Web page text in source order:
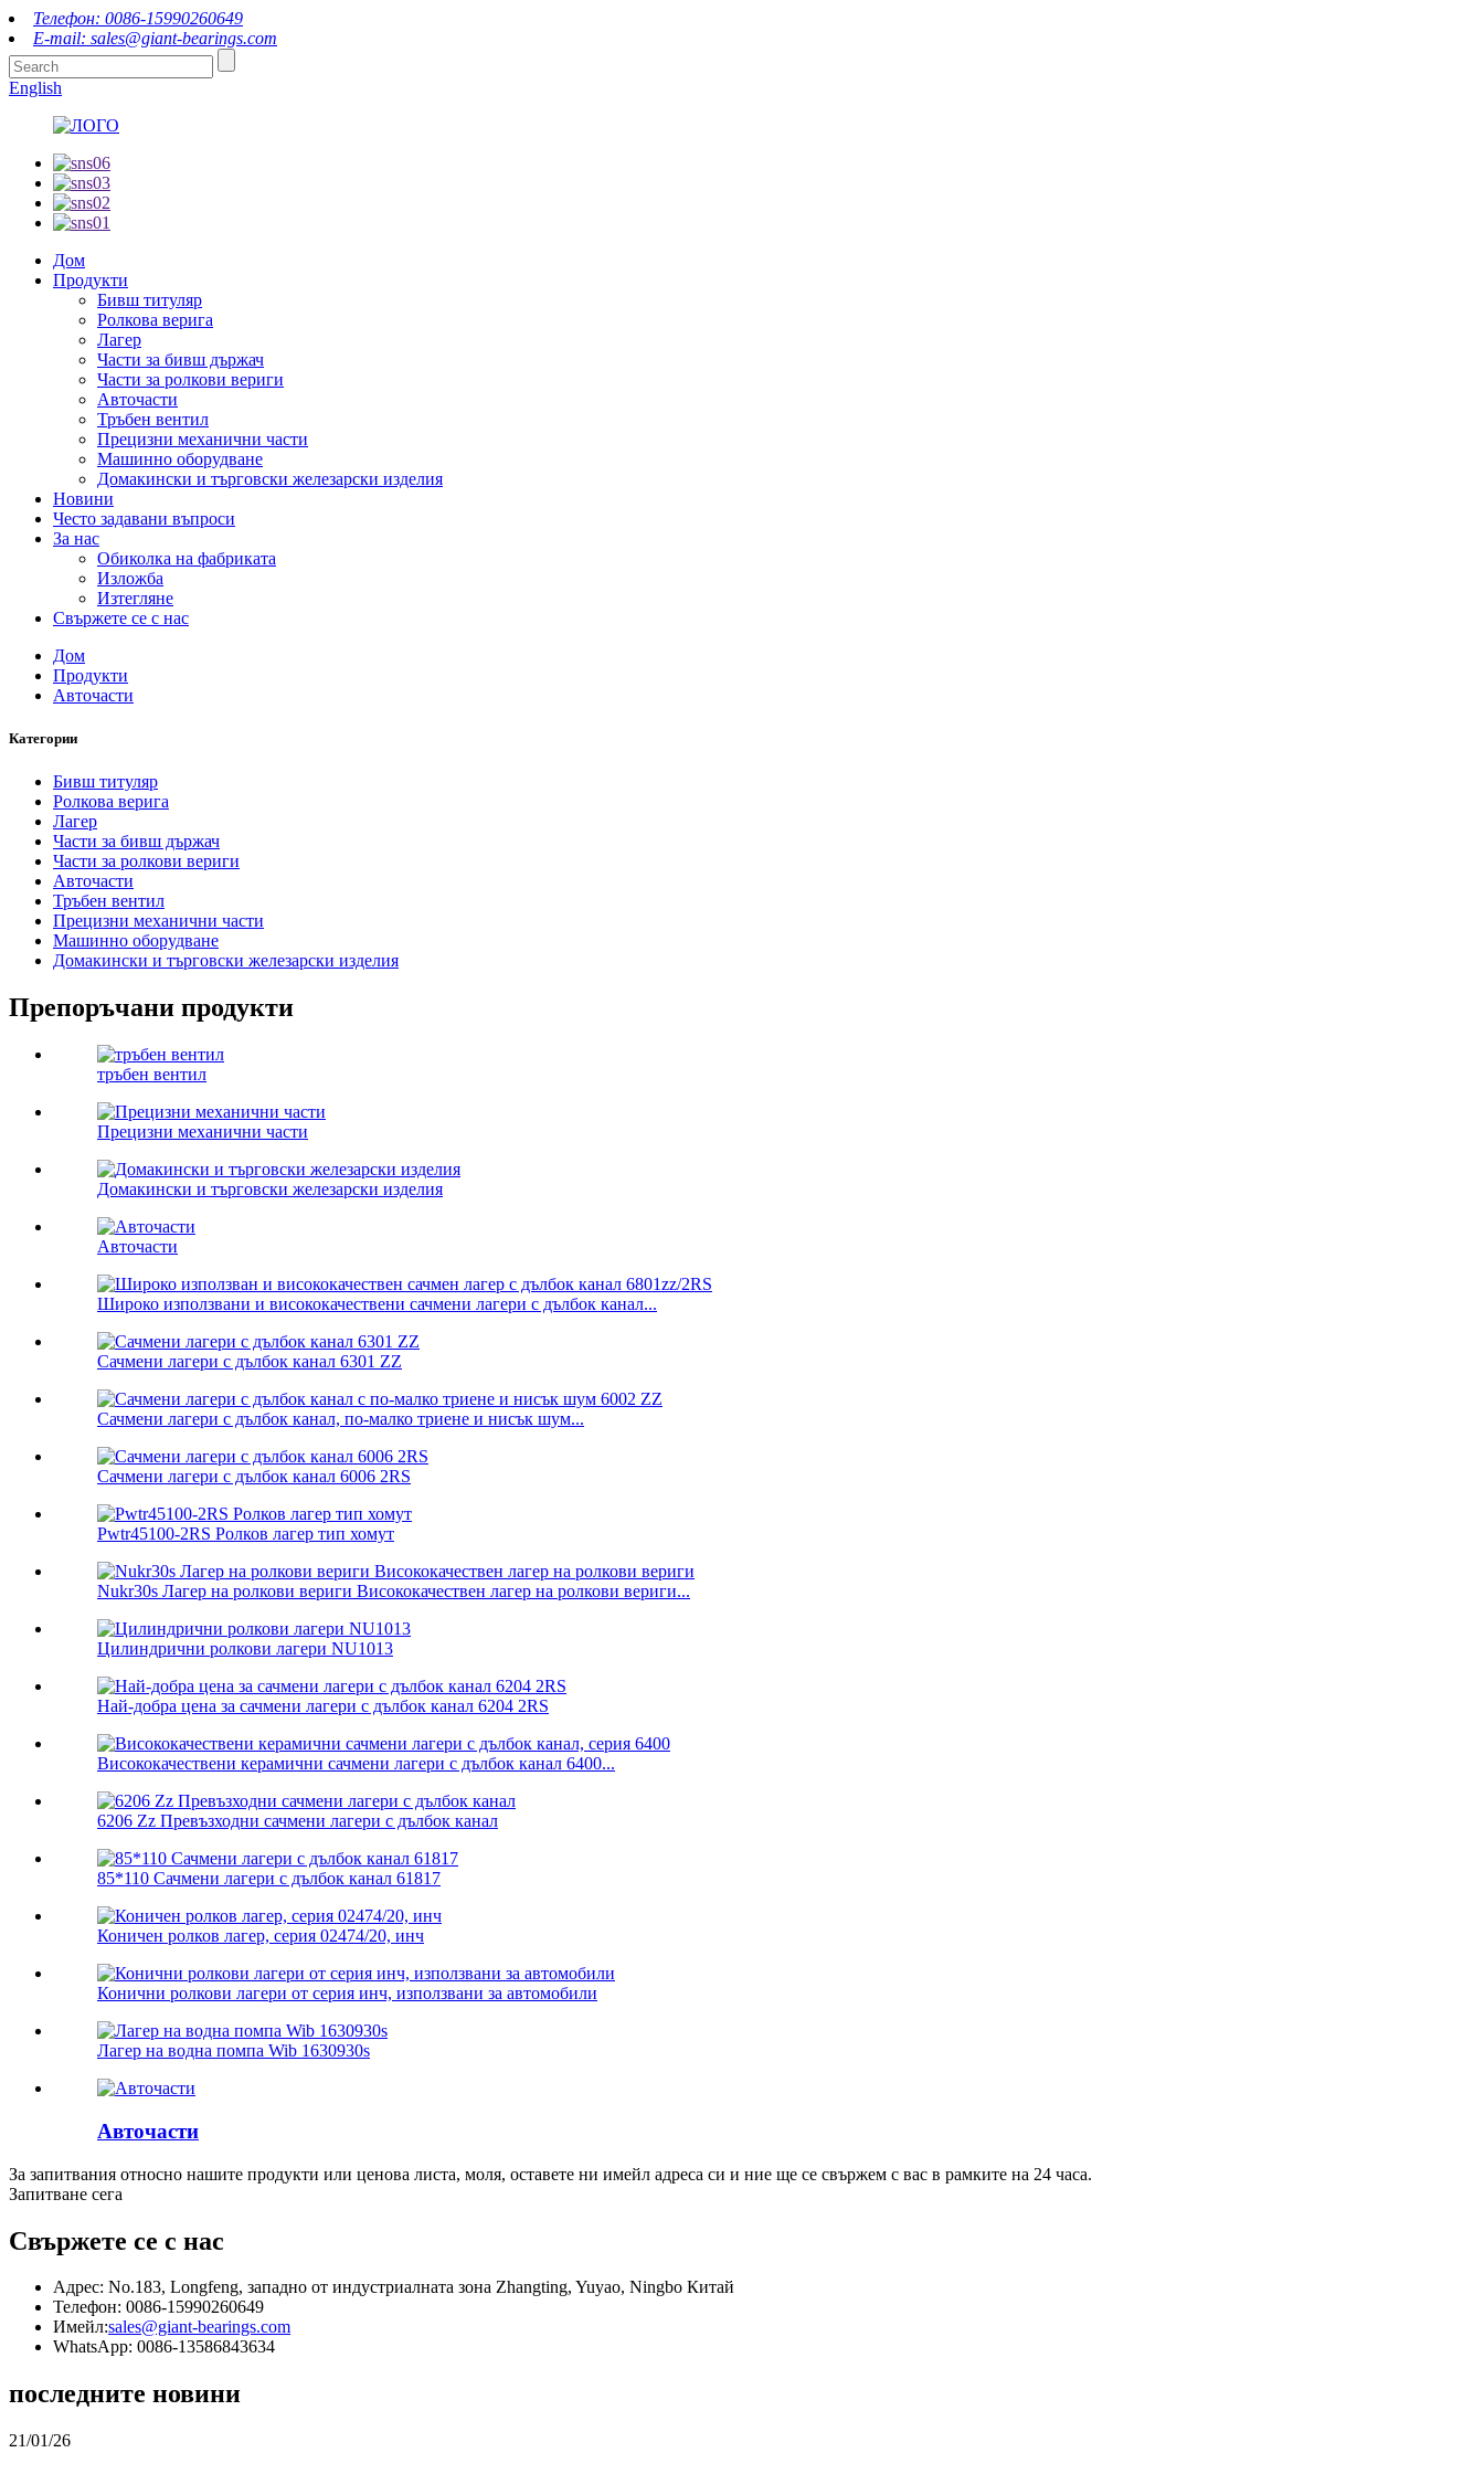
Телефон: 0086-15990260649
E-mail: sales@giant-bearings.com
English
Дом
Продукти
Бивш титуляр
Ролкова верига
Лагер
Части за бивш държач
Части за ролкови вериги
Авточасти
Тръбен вентил
Прецизни механични части
Машинно оборудване
Домакински и търговски железарски изделия
Новини
Често задавани въпроси
За нас
Обиколка на фабриката
Изложба
Изтегляне
Свържете се с нас
Дом
Продукти
Авточасти
Категории
Бивш титуляр
Ролкова верига
Лагер
Части за бивш държач
Части за ролкови вериги
Авточасти
Тръбен вентил
Прецизни механични части
Машинно оборудване
Домакински и търговски железарски изделия
Препоръчани продукти
тръбен вентил
Прецизни механични части
Домакински и търговски железарски изделия
Авточасти
Широко използвани и висококачествени сачмени лагери с дълбок канал...
Сачмени лагери с дълбок канал 6301 ZZ
Сачмени лагери с дълбок канал, по-малко триене и нисък шум...
Сачмени лагери с дълбок канал 6006 2RS
Pwtr45100-2RS Ролков лагер тип хомут
Nukr30s Лагер на ролкови вериги Висококачествен лагер на ролкови вериги...
Цилиндрични ролкови лагери NU1013
Най-добра цена за сачмени лагери с дълбок канал 6204 2RS
Висококачествени керамични сачмени лагери с дълбок канал 6400...
6206 Zz Превъзходни сачмени лагери с дълбок канал
85*110 Сачмени лагери с дълбок канал 61817
Коничен ролков лагер, серия 02474/20, инч
Конични ролкови лагери от серия инч, използвани за автомобили
Лагер на водна помпа Wib 1630930s
Авточасти
За запитвания относно нашите продукти или ценова листа, моля, оставете ни имейл адреса си и ние ще се свържем с вас в рамките на 24 часа.
Запитване сега
Свържете се с нас
Адрес: No.183, Longfeng, западно от индустриалната зона Zhangting, Yuyao, Ningbo Китай
Телефон: 0086-15990260649
Имейл:sales@giant-bearings.com
WhatsApp: 0086-13586843634
последните новини
21/01/26